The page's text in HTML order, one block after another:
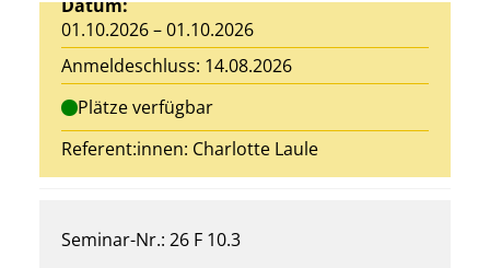
Datum:
01.10.2026 – 01.10.2026
Anmeldeschluss: 14.08.2026
Plätze verfügbar
Referent:innen: Charlotte Laule
Seminar-Nr.: 26 F 10.3